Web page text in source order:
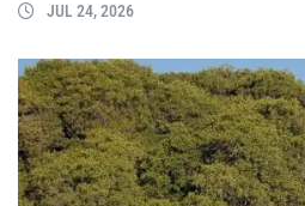
JUL 24, 2026